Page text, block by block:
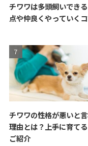
チワワは多頭飼いでき
点や仲良くやっていく
チワワの性格が悪いと
理由とは？上手に育て
ご紹介